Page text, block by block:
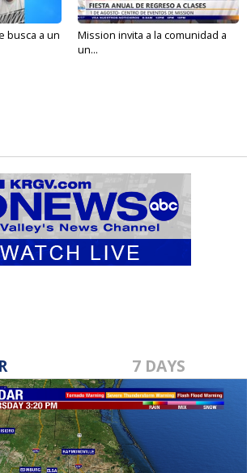
busca a un
Mission invita a la comunidad a
un...
7 DAYS